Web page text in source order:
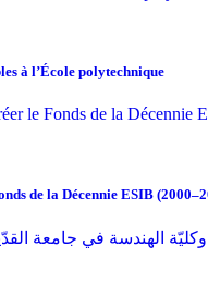
à l’École polytechnique
de la Décennie ESIB